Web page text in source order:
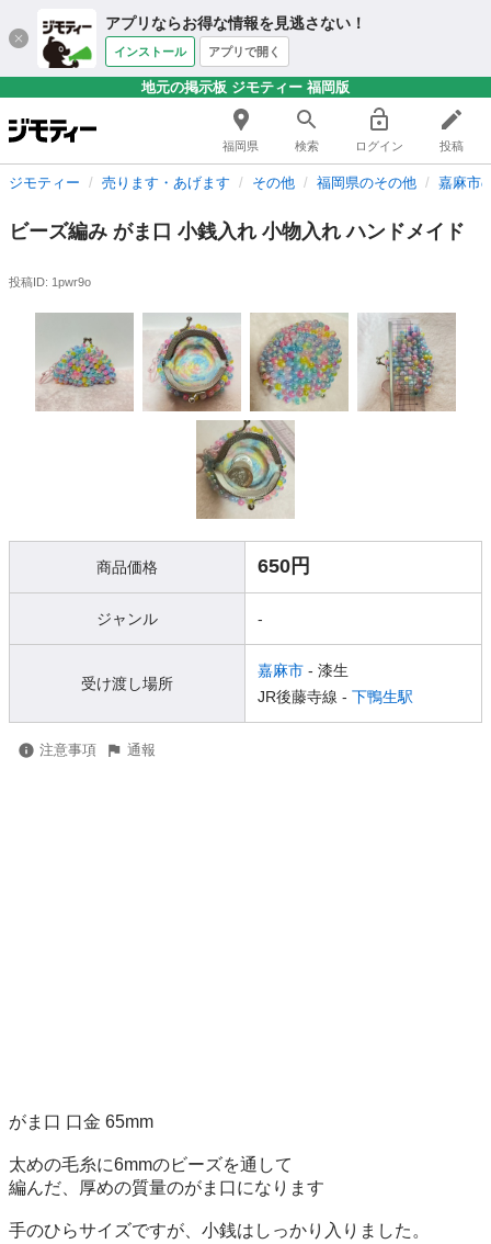
アプリならお得な情報を見逃さない！
インストール アプリで開く
地元の掲示板 ジモティー 福岡版
福岡県 検索 ログイン 投稿
ジモティー 売ります・あげます その他 福岡県のその他 嘉麻市
ビーズ編み がま口 小銭入れ 小物入れ ハンドメイド
投稿ID: 1pwr9o
商品価格 650円
ジャンル -
受け渡し場所
嘉麻市 - 漆生
JR後藤寺線 - 下鴨生駅
注意事項 通報
がま口 口金 65mm
太めの毛糸に6mmのビーズを通して
編んだ、厚めの質量のがま口になります
手のひらサイズですが、小銭はしっかり入りました。